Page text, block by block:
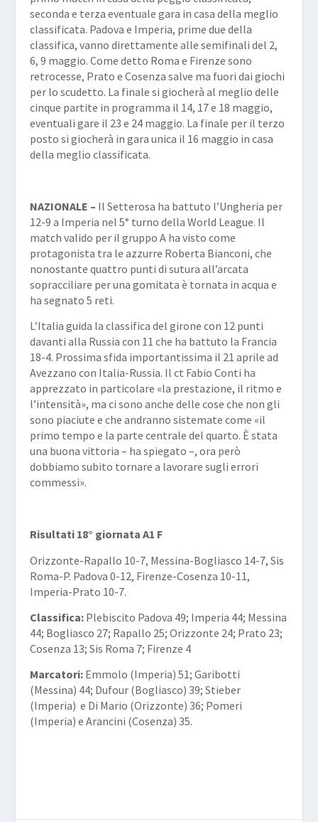
seconda e terza eventuale gara in casa della meglio
classificata. Padova e Imperia, prime due della
classifica, vanno direttamente alle semifinali del 2,
6, 9 maggio. Come detto Roma e Firenze sono
retrocesse, Prato e Cosenza salve ma fuori dai giochi
per lo scudetto. La finale si giocherà al meglio delle
cinque partite in programma il 14, 17 e 18 maggio,
eventuali gare il 23 e 24 maggio. La finale per il terzo
posto si giocherà in gara unica il 16 maggio in casa
della meglio classificata.
NAZIONALE – Il Setterosa ha battuto l’Ungheria per
12-9 a Imperia nel 5° turno della World League. Il
match valido per il gruppo A ha visto come
protagonista tra le azzurre Roberta Bianconi, che
nonostante quattro punti di sutura all’arcata
sopracciliare per una gomitata è tornata in acqua e
ha segnato 5 reti.
L’Italia guida la classifica del girone con 12 punti
davanti alla Russia con 11 che ha battuto la Francia
18-4. Prossima sfida importantissima il 21 aprile ad
Avezzano con Italia-Russia. Il ct Fabio Conti ha
apprezzato in particolare «la prestazione, il ritmo e
l’intensità», ma ci sono anche delle cose che non gli
sono piaciute e che andranno sistemate come «il
primo tempo e la parte centrale del quarto. È stata
una buona vittoria – ha spiegato –, ora però
dobbiamo subito tornare a lavorare sugli errori
commessi».
Risultati 18° giornata A1 F
Orizzonte-Rapallo 10-7, Messina-Bogliasco 14-7, Sis
Roma-P. Padova 0-12, Firenze-Cosenza 10-11,
Imperia-Prato 10-7.
Classifica: Plebiscito Padova 49; Imperia 44; Messina
44; Bogliasco 27; Rapallo 25; Orizzonte 24; Prato 23;
Cosenza 13; Sis Roma 7; Firenze 4
Marcatori: Emmolo (Imperia) 51; Garibotti
(Messina) 44; Dufour (Bogliasco) 39; Stieber
(Imperia) e Di Mario (Orizzonte) 36; Pomeri
(Imperia) e Arancini (Cosenza) 35.